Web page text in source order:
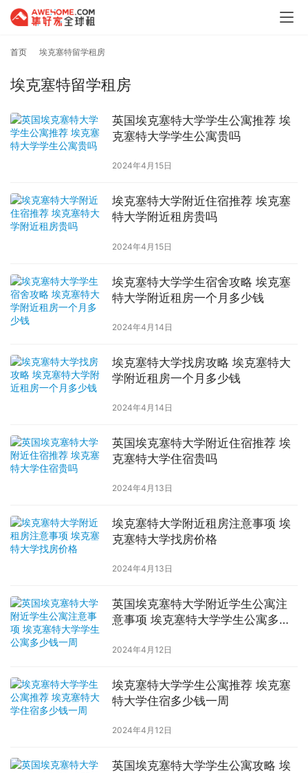
首页 埃克塞特留学租房
埃克塞特留学租房
英国埃克塞特大学学生公寓推荐 埃
克塞特大学学生公寓贵吗
2024年4月15日
埃克塞特大学附近住宿推荐 埃克塞
特大学附近租房贵吗
2024年4月15日
埃克塞特大学学生宿舍攻略 埃克塞
特大学附近租房一个月多少钱
2024年4月14日
埃克塞特大学找房攻略 埃克塞特大
学附近租房一个月多少钱
2024年4月14日
英国埃克塞特大学附近住宿推荐 埃
克塞特大学住宿贵吗
2024年4月13日
埃克塞特大学附近租房注意事项 埃
克塞特大学找房价格
2024年4月13日
英国埃克塞特大学附近学生公寓注
意事项 埃克塞特大学学生公寓多少
2024年4月12日
埃克塞特大学学生公寓推荐 埃克塞
特大学住宿多少钱一周
2024年4月12日
英国埃克塞特大学学生公寓攻略 埃